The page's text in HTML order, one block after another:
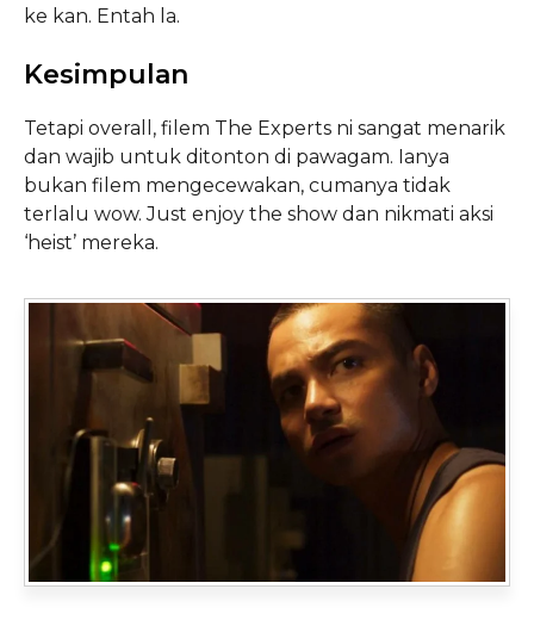
ke kan. Entah la.
Kesimpulan
Tetapi overall, filem The Experts ni sangat menarik
dan wajib untuk ditonton di pawagam. Ianya
bukan filem mengecewakan, cumanya tidak
terlalu wow. Just enjoy the show dan nikmati aksi
‘heist’ mereka.